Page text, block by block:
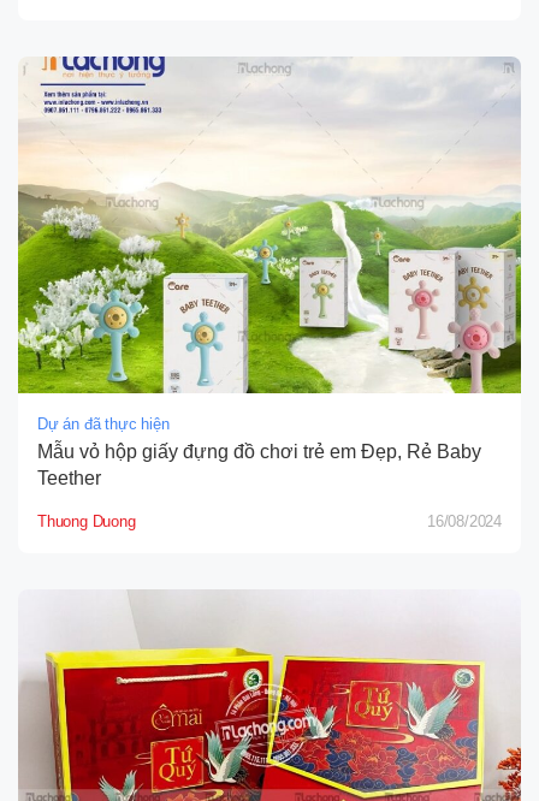
Dự án đã thực hiện
Mẫu vỏ hộp giấy đựng đồ chơi trẻ em Đẹp, Rẻ Baby
Teether
Thuong Duong 16/08/2024